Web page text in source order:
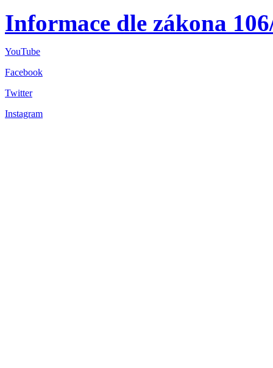
Informace dle zákona
YouTube
Facebook
Twitter
Instagram